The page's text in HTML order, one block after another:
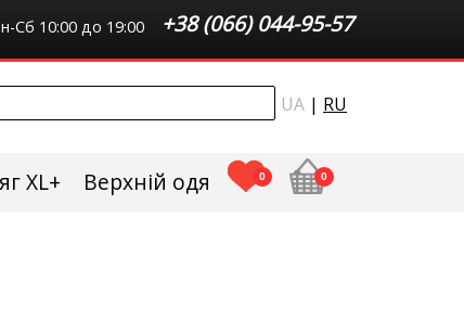
+38 (066) 044-95-57
Сб 10:00 до 19:00
UA | RU
XL+ Верхній одяг плюс сайз
0 0